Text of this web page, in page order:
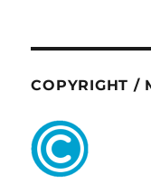
COPYRIGHT /